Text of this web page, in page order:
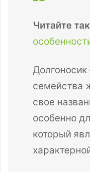
Читайте
семейства
свое
особенно
который